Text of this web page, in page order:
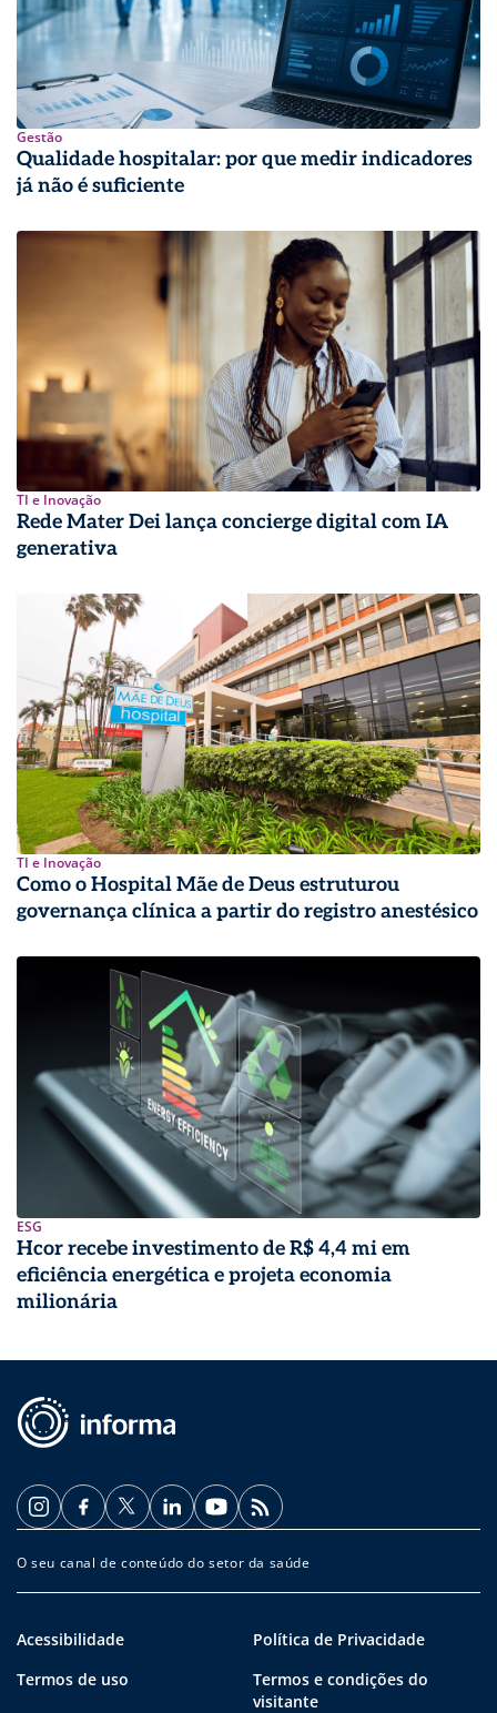
Gestão
Qualidade hospitalar: por que medir indicadores
já não é suficiente
TI e Inovação
Rede Mater Dei lança concierge digital com IA
generativa
TI e Inovação
Como o Hospital Mãe de Deus estruturou
governança clínica a partir do registro anestésico
ESG
Hcor recebe investimento de R$ 4,4 mi em
eficiência energética e projeta economia
milionária
O seu canal de conteúdo do setor da saúde
Acessibilidade
Política de Privacidade
Termos de uso
Termos e condições do
visitante